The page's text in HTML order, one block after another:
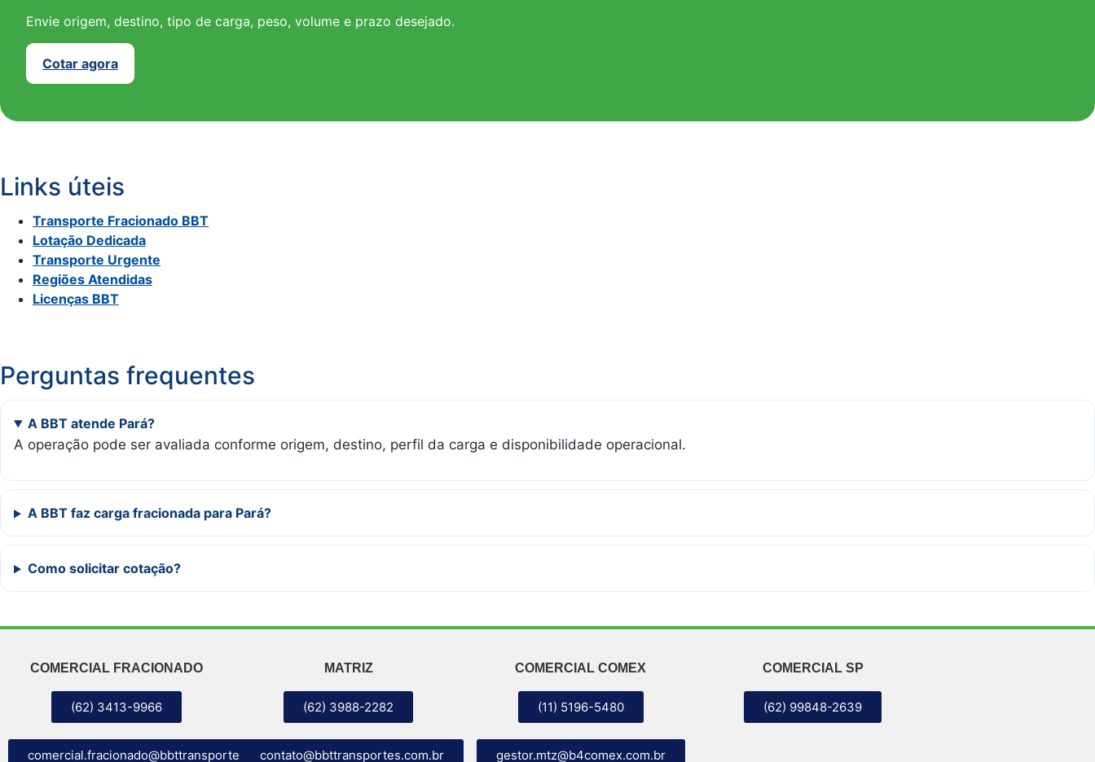
Envie origem, destino, tipo de carga, peso, volume e prazo desejado.
Cotar agora
Links úteis
Transporte Fracionado BBT
Lotação Dedicada
Transporte Urgente
Regiões Atendidas
Licenças BBT
Perguntas frequentes
A BBT atende Pará?
A operação pode ser avaliada conforme origem, destino, perfil da carga e disponibilidade operacional.
A BBT faz carga fracionada para Pará?
Como solicitar cotação?
COMERCIAL FRACIONADO
(62) 3413-9966
comercial.fracionado@bbttransportes.com.br
MATRIZ
(62) 3988-2282
contato@bbttransportes.com.br
COMERCIAL COMEX
(11) 5196-5480
gestor.mtz@b4comex.com.br
COMERCIAL SP
(62) 99848-2639